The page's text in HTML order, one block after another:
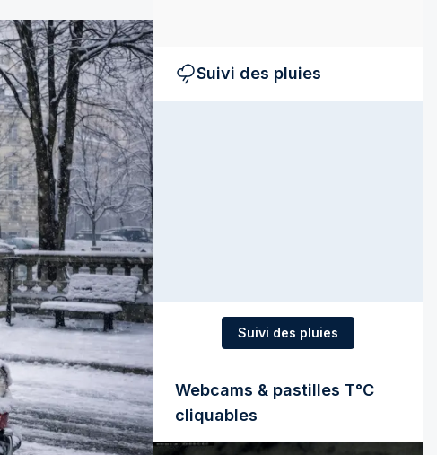
Suivi des pluies
Suivi des pluies
Webcams & pastilles T°C
cliquables